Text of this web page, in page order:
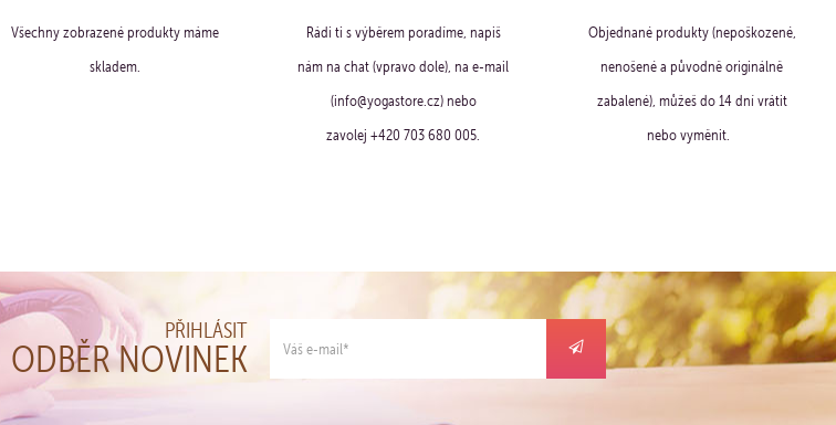
Všechny zobrazené produkty máme
skladem.
Rádi ti s výběrem poradíme, napiš
nám na chat (vpravo dole), na e-mail
(info@yogastore.cz) nebo
zavolej +420 703 680 005.
Objednané produkty (nepoškozené,
nenošené a původně originálně
zabalené), můžeš do 14 dní vrátit
nebo vyměnit.
PŘIHLÁSIT
ODBĚR NOVINEK